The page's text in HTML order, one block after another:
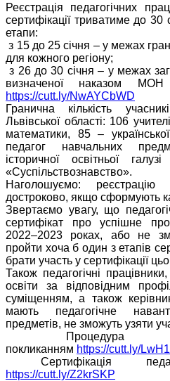
Реєстрація педагогічних
сертифікації триватиме до
етапи:
з 15 до 25 січня – у межах
для кожного регіону;
з 26 до 30 січня – у межах
визначеної наказом МОН
https://cutt.ly/NwAYCbWD
Гранична кількість
Львівської області: 106
математики, 85 –
педагог навчальних
історичної освітньої
«Суспільствознавство».
Наголошуємо:
достроково, якщо сформують
Звертаємо увагу, що
сертифікат про успішне
2022–2023 роках, або не
пройти хоча б один з етапів
брати участь у сертифікації
Також педагогічні
освіти за відповідним
суміщенням, а також
мають педагогічне
предметів, не зможуть узяти
Процедура
покликанням https://cutt.ly/
Сертифікація
https://cutt.ly/Z2krSKP